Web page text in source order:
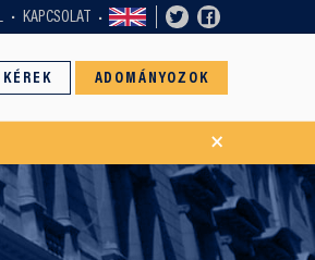
KAPCSOLAT
ADOMÁNYOZOK
×